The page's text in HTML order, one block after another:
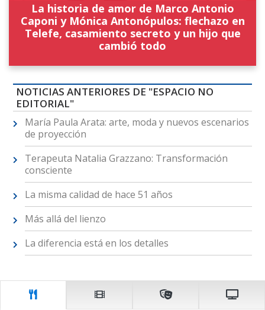
La historia de amor de Marco Antonio
Caponi y Mónica Antonópulos: flechazo en
Telefe, casamiento secreto y un hijo que
cambió todo
NOTICIAS ANTERIORES DE "ESPACIO NO
EDITORIAL"
María Paula Arata: arte, moda y nuevos escenarios
de proyección
Terapeuta Natalia Grazzano: Transformación
consciente
La misma calidad de hace 51 años
Más allá del lienzo
La diferencia está en los detalles